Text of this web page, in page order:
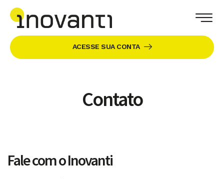
ACESSE SUA CONTA
Contato
Fale com o Inovanti